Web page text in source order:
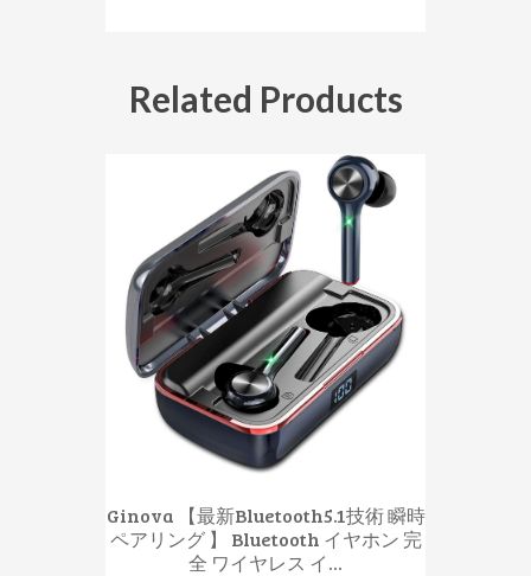
Related Products
Ginova 【最新Bluetooth5.1技術 瞬時
ペアリング 】 Bluetooth イヤホン 完
全 ワイヤレス イ...